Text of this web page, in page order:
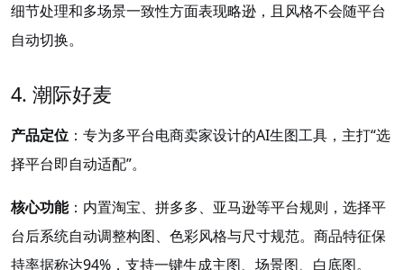
细节处理和多场景一致性方面表现略逊，且风格不会随平台
自动切换。
4. 潮际好麦
产品定位 ：专为多平台电商卖家设计的AI生图工具，主打“选
择平台即自动适配”。
核心功能：内置淘宝、拼多多、亚马逊等平台规则，选择平
台后系统自动调整构图、色彩风格与尺寸规范。商品特征保
持率据称达94%，支持一键生成主图、场景图、白底图。